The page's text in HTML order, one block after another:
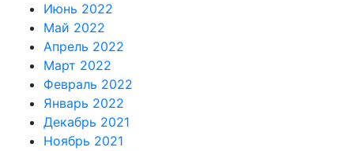
Июнь 2022
Май 2022
Апрель 2022
Март 2022
Февраль 2022
Январь 2022
Декабрь 2021
Ноябрь 2021